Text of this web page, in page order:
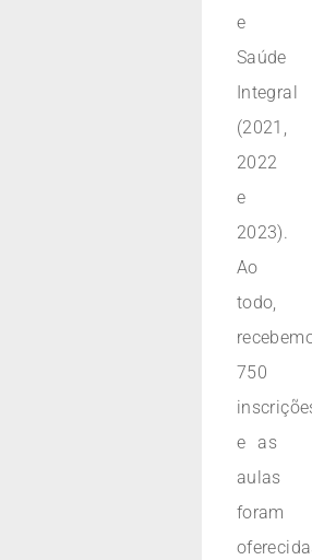
e
Saúde
Integral
(2021,
2022
e
2023).
Ao
todo,
750
e as
aulas
foram